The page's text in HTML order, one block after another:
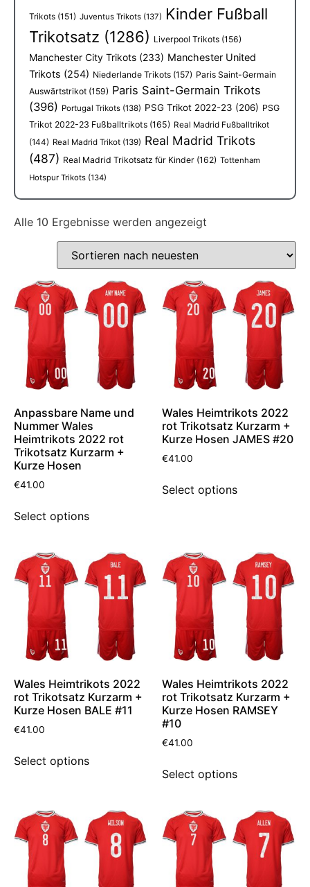
Trikots (151) Juventus Trikots (137) Kinder Fußball
Trikotsatz (1286) Liverpool Trikots (156)
Manchester City Trikots (233) Manchester United
Trikots (254) Niederlande Trikots (157) Paris Saint-Germain
Auswärtstrikot (159) Paris Saint-Germain Trikots
(396) Portugal Trikots (138) PSG Trikot 2022-23 (206) PSG
Trikot 2022-23 Fußballtrikots (165) Real Madrid Fußballtrikot
(144) Real Madrid Trikot (139) Real Madrid Trikots
(487) Real Madrid Trikotsatz für Kinder (162) Tottenham
Hotspur Trikots (134)
Alle 10 Ergebnisse werden angezeigt
Anpassbare Name und
Nummer Wales
Heimtrikots 2022 rot
Trikotsatz Kurzarm +
Kurze Hosen
€41.00
Select options
Wales Heimtrikots 2022
rot Trikotsatz Kurzarm +
Kurze Hosen JAMES #20
€41.00
Select options
Wales Heimtrikots 2022
rot Trikotsatz Kurzarm +
Kurze Hosen BALE #11
€41.00
Select options
Wales Heimtrikots 2022
rot Trikotsatz Kurzarm +
Kurze Hosen RAMSEY
#10
€41.00
Select options